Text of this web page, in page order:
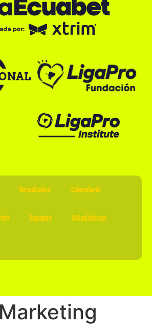
Resultados Calendario
Equipos Estadísticas
Marketing